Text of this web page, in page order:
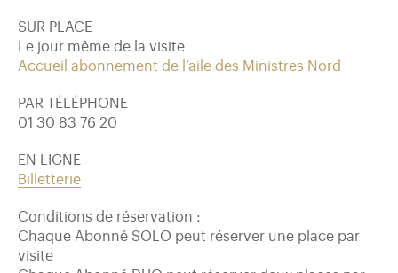
SUR PLACE
Le jour même de la visite
Accueil abonnement de l’aile des Ministres Nord
PAR TÉLÉPHONE
01 30 83 76 20
EN LIGNE
Billetterie
Conditions de réservation :
Chaque Abonné SOLO peut réserver une place par
visite